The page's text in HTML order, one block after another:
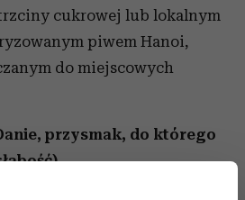
cukrowej lub lokalnym
piwem Hanoi,
do miejscowych
przysmak, do którego